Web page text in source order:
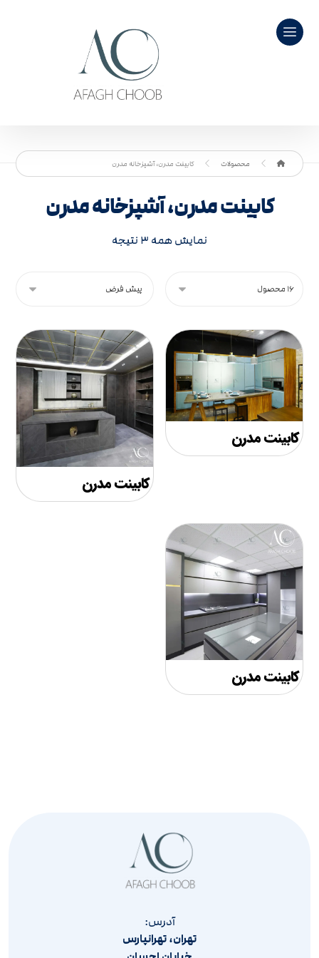
محصولات کابینت مدرن، آشپزخانه مدرن
کابینت مدرن، آشپزخانه مدرن
نمایش همه ۳ نتیجه
کابینت مدرن
کابینت مدرن
کابینت مدرن
آدرس:
تهران، تهرانپارس